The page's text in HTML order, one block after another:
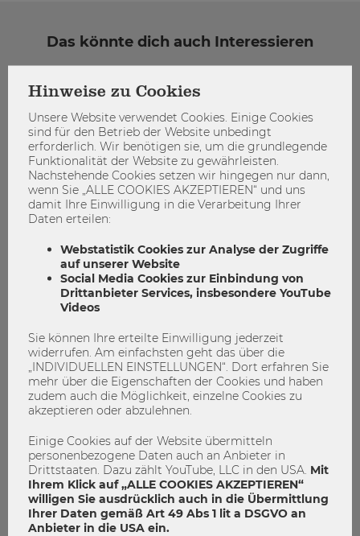
Das könnte dich auch Interessieren
09.07.2026
E&I Touchdown 2026: Studierende
pitchen Geschäftsmodelle vor
Wirtschaft und Startup-Community
0
Hinweise zu Cookies
Unsere Website verwendet Cookies. Einige Cookies
sind für den Betrieb der Website unbedingt
erforderlich. Wir benötigen sie, um die grundlegende
Funktionalität der Website zu gewährleisten.
Nachstehende Cookies setzen wir hingegen nur dann,
wenn Sie „ALLE COOKIES AKZEPTIEREN“ und uns
damit Ihre Einwilligung in die Verarbeitung Ihrer
Daten erteilen:
Webstatistik Cookies zur Analyse der Zugriffe
auf unserer Website
Social Media Cookies zur Einbindung von
Drittanbieter Services, insbesondere YouTube
Videos
Sie können Ihre erteilte Einwilligung jederzeit
widerrufen. Am einfachsten geht das über die
„INDIVIDUELLEN EINSTELLUNGEN“. Dort erfahren Sie
mehr über die Eigenschaften der Cookies und haben
zudem auch die Möglichkeit, einzelne Cookies zu
akzeptieren oder abzulehnen.
Einige Cookies auf der Website übermitteln
personenbezogene Daten auch an Anbieter in
Drittstaaten. Dazu zählt YouTube, LLC in den USA. Mit
Ihrem Klick auf „ALLE COOKIES AKZEPTIEREN“
willigen Sie ausdrücklich auch in die Übermittlung
Ihrer Daten gemäß Art 49 Abs 1 lit a DSGVO an
Anbieter in die USA ein.